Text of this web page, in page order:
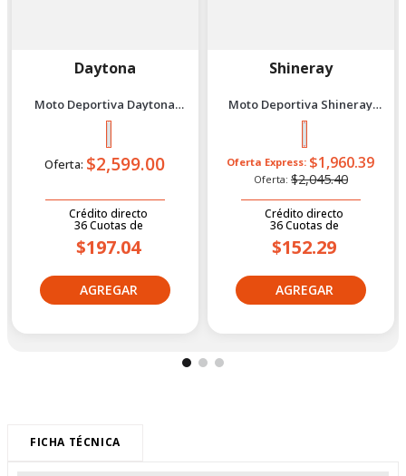
Daytona
Moto Deportiva Daytona
Dy300 Gp-1 S Plomo/Rojo 2026
Oferta: $2,599.00
Crédito directo
36Cuotas de
$197.04
Shineray
Moto Deportiva Shineray
Xy200-18 New 2027 Rojo
Oferta Express: $1,960.39
Oferta: $2,045.40
Crédito directo
36Cuotas de
$152.29
FICHA TÉCNICA